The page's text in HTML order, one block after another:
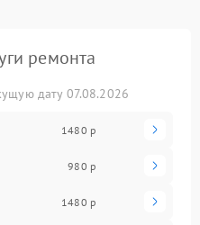
ремонта
дату 07.08.2026
1480 р
980 р
1480 р